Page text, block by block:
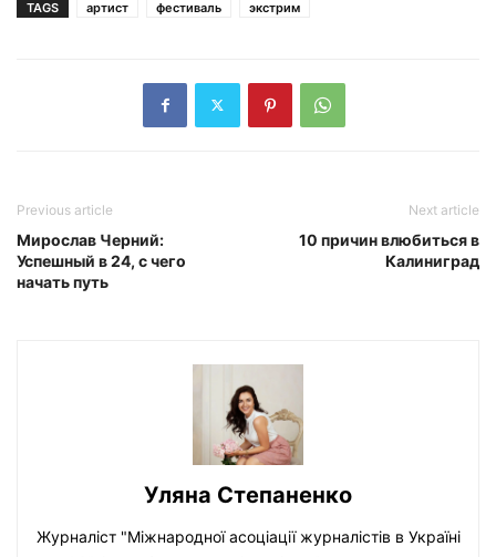
TAGS артист фестиваль экстрим
Previous article
Мирослав Черний:
Успешный в 24, с чего
начать путь
Next article
10 причин влюбиться в
Калиниград
Уляна Степаненко
Журналіст "Міжнародної асоціації журналістів в Україні